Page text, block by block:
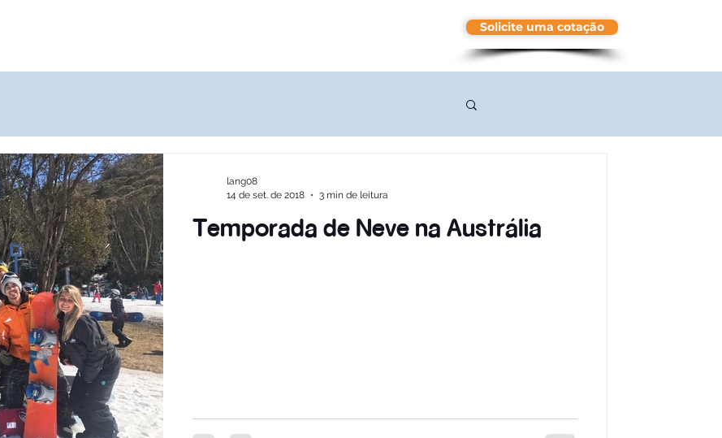
Solicite uma cotação
Temporada de Neve na Austrália
lang08
14 de set. de 2018
3 min de leitura